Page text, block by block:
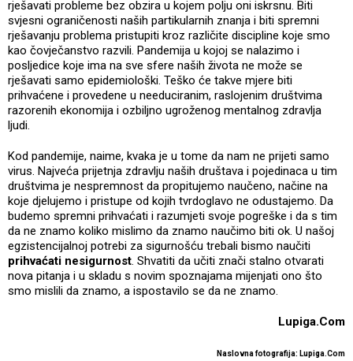
rješavati probleme bez obzira u kojem polju oni iskrsnu. Biti
svjesni ograničenosti naših partikularnih znanja i biti spremni
rješavanju problema pristupiti kroz različite discipline koje smo
kao čovječanstvo razvili. Pandemija u kojoj se nalazimo i
posljedice koje ima na sve sfere naših života ne može se
rješavati samo epidemiološki. Teško će takve mjere biti
prihvaćene i provedene u needuciranim, raslojenim društvima
razorenih ekonomija i ozbiljno ugroženog mentalnog zdravlja
ljudi.
Kod pandemije, naime, kvaka je u tome da nam ne prijeti samo
virus. Najveća prijetnja zdravlju naših društava i pojedinaca u tim
društvima je nespremnost da propitujemo naučeno, načine na
koje djelujemo i pristupe od kojih tvrdoglavo ne odustajemo. Da
budemo spremni prihvaćati i razumjeti svoje pogreške i da s tim
da ne znamo koliko mislimo da znamo naučimo biti ok. U našoj
egzistencijalnoj potrebi za sigurnošću trebali bismo naučiti
prihvaćati nesigurnost. Shvatiti da učiti znači stalno otvarati
nova pitanja i u skladu s novim spoznajama mijenjati ono što
smo mislili da znamo, a ispostavilo se da ne znamo.
Lupiga.Com
Naslovna fotografija: Lupiga.Com